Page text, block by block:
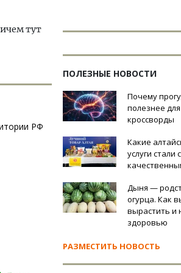
тут
РФ
ПОЛЕЗНЫЕ НОВОСТИ
Почему
полезнее
кроссворды
Какие
услуги стали
Дыня —
огурца. Как
вырастить и
здоровью
РАЗМЕСТИТЬ НОВОСТЬ